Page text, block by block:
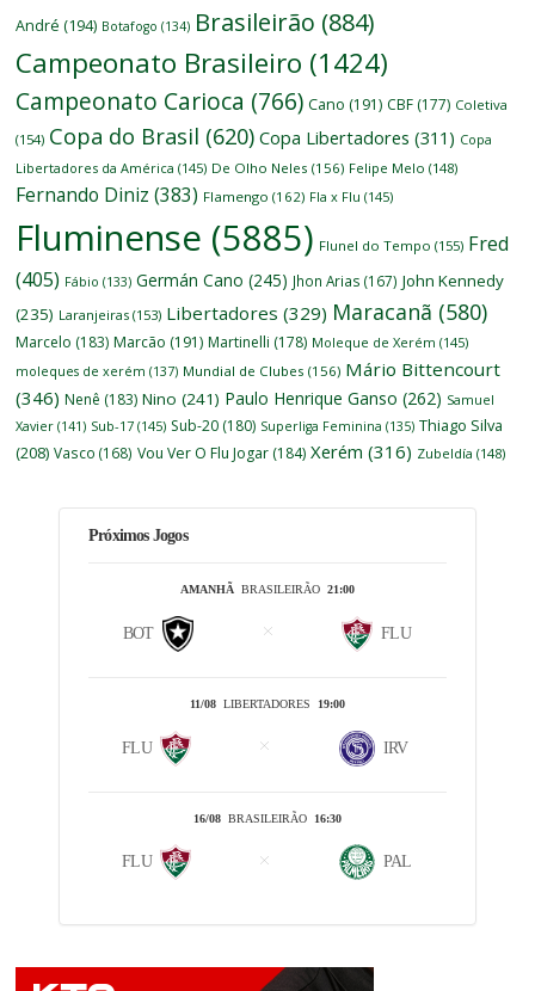
André (194) Botafogo (134) Brasileirão (884)
Campeonato Brasileiro (1424)
Campeonato Carioca (766) Cano (191) CBF (177) Coletiva
(154) Copa do Brasil (620) Copa Libertadores (311) Copa
Libertadores da América (145) De Olho Neles (156) Felipe Melo (148)
Fernando Diniz (383) Flamengo (162) Fla x Flu (145)
Fluminense (5885) Flunel do Tempo (155) Fred
(405) Fábio (133) Germán Cano (245) Jhon Arias (167) John Kennedy
(235) Laranjeiras (153) Libertadores (329) Maracanã (580)
Marcelo (183) Marcão (191) Martinelli (178) Moleque de Xerém (145)
moleques de xerém (137) Mundial de Clubes (156) Mário Bittencourt
(346) Nenê (183) Nino (241) Paulo Henrique Ganso (262) Samuel
Xavier (141) Sub-17 (145) Sub-20 (180) Superliga Feminina (135) Thiago Silva
(208) Vasco (168) Vou Ver O Flu Jogar (184) Xerém (316) Zubeldía (148)
Próximos Jogos
AMANHÃBRASILEIRÃO 21:00
BOT FLU
11/08LIBERTADORES 19:00
FLU IRV
16/08BRASILEIRÃO 16:30
FLU PAL